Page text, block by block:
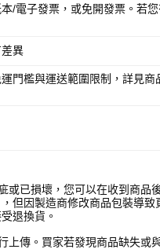
/電子發票，或免開發票。若
異
門檻與運送範圍限制，詳見商
已損壞，您可以在收到商品
但因製造商修改商品包裝導
退換貨。
傳。買家若發現商品缺失或